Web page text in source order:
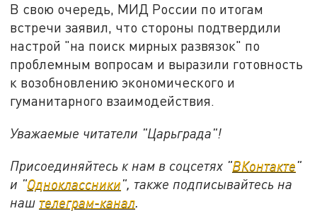
В свою очередь, МИД России по итогам
встречи заявил, что стороны подтвердили
настрой "на поиск мирных развязок" по
проблемным вопросам и выразили готовность
к возобновлению экономического и
гуманитарного взаимодействия.
Уважаемые читатели "Царьграда"!
Присоединяйтесь к нам в соцсетях "ВКонтакте"
и "Одноклассники", также подписывайтесь на
наш телеграм-канал